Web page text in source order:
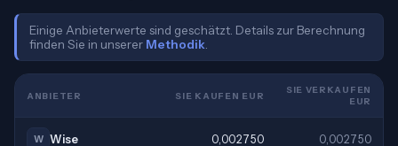
Einige Anbieterwerte sind geschätzt. Details zur Berechnung
finden Sie in unserer Methodik
ANBIETER SIE KAUFEN EUR
SIE VERKAUFEN
EUR
W Wise 0,002750 0,002750